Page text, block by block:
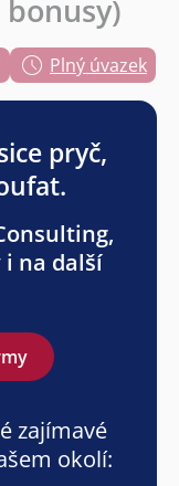
bonusy)
Plný úvazek
pryč,
i na další
zajímavé
okolí: